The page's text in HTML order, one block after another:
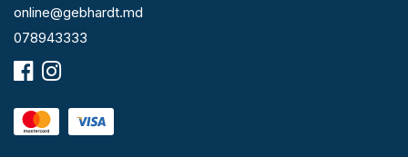
online@gebhardt.md
078943333